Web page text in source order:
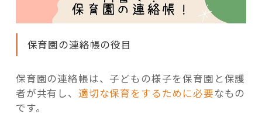
保育園の連絡帳の役目
保育園の連絡帳は、子どもの様子を保育園と保護
者が共有し、 適切な保育をするために必要なもの
です。